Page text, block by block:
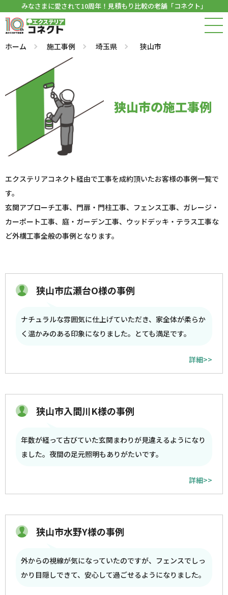
みなさまに愛されて10周年！見積もり比較の老舗「コネクト」
ホーム 施工事例 埼玉県 狭山市
狭山市の施工事例
エクステリアコネクト経由で工事を成約頂いたお客様の事例一覧で
す。
玄関アプローチ工事、門扉・門柱工事、フェンス工事、ガレージ・
カーポート工事、庭・ガーデン工事、ウッドデッキ・テラス工事な
ど外構工事全般の事例となります。
狭山市広瀬台O様の事例
ナチュラルな雰囲気に仕上げていただき、家全体が柔らか
く温かみのある印象になりました。とても満足です。
詳細>>
狭山市入間川K様の事例
年数が経って古びていた玄関まわりが見違えるようになり
ました。夜間の足元照明もありがたいです。
詳細>>
狭山市水野Y様の事例
外からの視線が気になっていたのですが、フェンスでしっ
かり目隠しできて、安心して過ごせるようになりました。